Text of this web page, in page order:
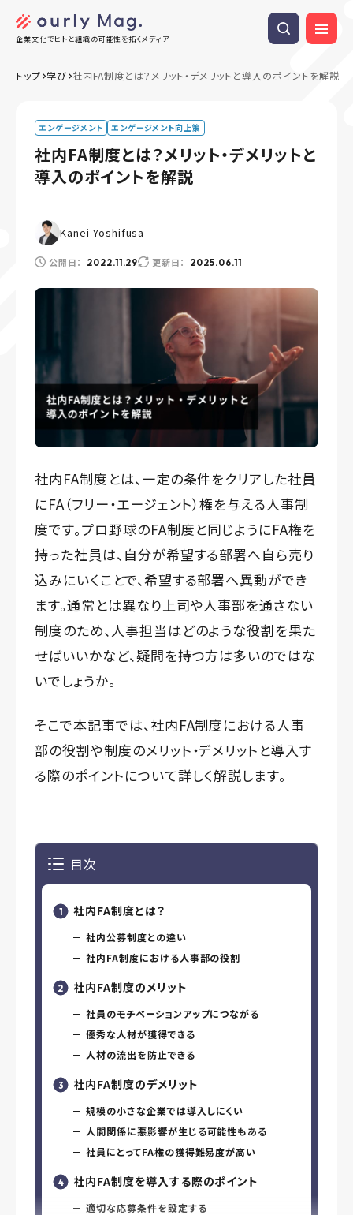
企業文化でヒトと組織の可能性を拓くメディア
トップ 学び 社内FA制度とは？メリット・デメリットと導入のポイントを解説
エンゲージメント エンゲージメント向上策
社内FA制度とは？メリット・デメリットと
導入のポイントを解説
Kanei Yoshifusa
公開日： 2022.11.29 更新日： 2025.06.11
社内FA制度とは、一定の条件をクリアした社員
にFA（フリー・エージェント）権を与える人事制
度です。プロ野球のFA制度と同じようにFA権を
持った社員は、自分が希望する部署へ自ら売り
込みにいくことで、希望する部署へ異動ができ
ます。通常とは異なり上司や人事部を通さない
制度のため、人事担当はどのような役割を果た
せばいいかなど、疑問を持つ方は多いのではな
いでしょうか。
そこで本記事では、社内FA制度における人事
部の役割や制度のメリット・デメリットと導入す
る際のポイントについて詳しく解説します。
目次
社内FA制度とは？
社内公募制度との違い
社内FA制度における人事部の役割
社内FA制度のメリット
社員のモチベーションアップにつながる
優秀な人材が獲得できる
人材の流出を防止できる
社内FA制度のデメリット
規模の小さな企業では導入しにくい
人間関係に悪影響が生じる可能性もある
社員にとってFA権の獲得難易度が高い
社内FA制度を導入する際のポイント
適切な応募条件を設定する